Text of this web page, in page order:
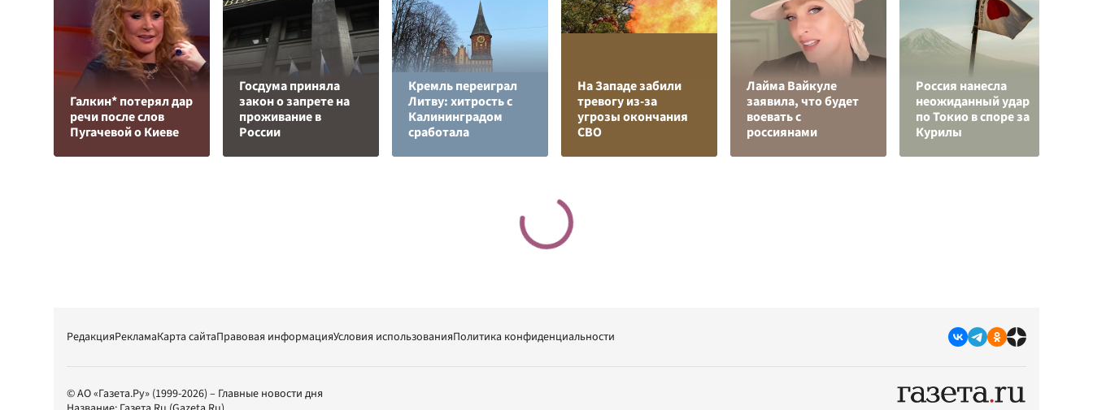
Галкин* потерял дар
речи после слов
Пугачевой о Киеве
Госдума приняла
закон о запрете на
проживание в
России
Кремль переиграл
Литву: хитрость с
Калининградом
сработала
На Западе забили
тревогу из-за
угрозы окончания
СВО
Лайма Вайкуле
заявила, что будет
воевать с
россиянами
Россия нанесла
неожиданный удар
по Токио в споре за
Курилы
РедакцияРекламаКарта сайтаПравовая информацияУсловия использованияПолитика конфиденциальности
© АО «Газета.Ру» (1999-2026) – Главные новости дня